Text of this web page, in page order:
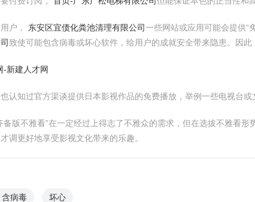
户， 东安区宜债化粪池清理有限公司一些网站或应用可能会提供“
致使可能包含病毒或坏心软件，给用户的成就安全带来隐患。因
-新建人才网
认知过官方渠谈提供日本影视作品的免费播放，举例一些电视台
备版不雅看”在一定经过上得志了不雅众的需求，但在选拔不雅看
调更好地享受影视文化带来的乐趣。
含病毒 坏心